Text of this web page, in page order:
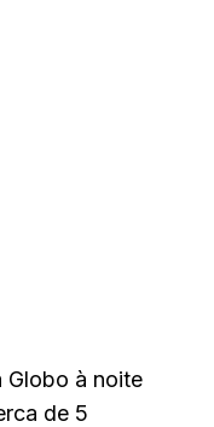
Globo à noite
de 5